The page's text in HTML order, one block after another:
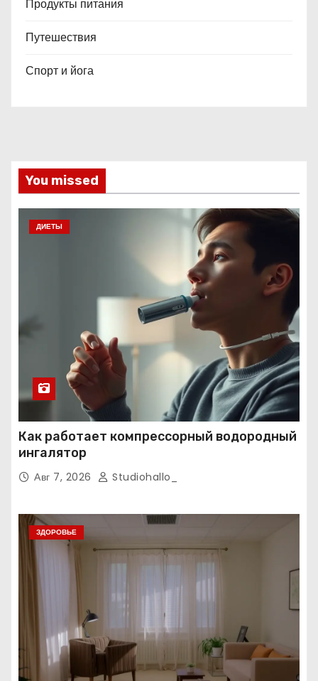
Продукты питания
Путешествия
Спорт и йога
You missed
ДИЕТЫ
Как работает компрессорный водородный
ингалятор
Авг 7, 2026 Studiohallo_
ЗДОРОВЬЕ